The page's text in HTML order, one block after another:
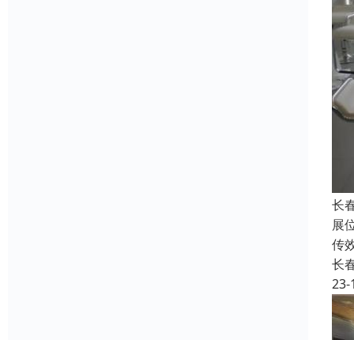
长
展
传
长
23-